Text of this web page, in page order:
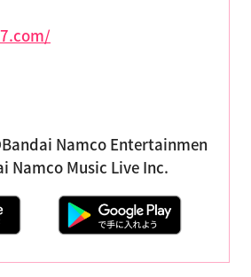
Namco Entertainmen
Namco Music Live Inc.